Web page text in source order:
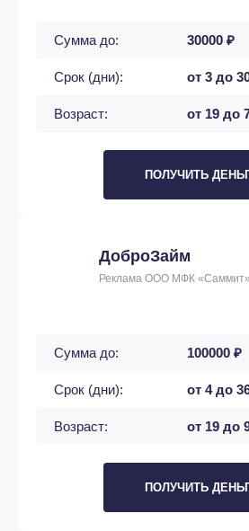
Сумма до: 30000 ₽
Срок (дни): от 3 до
Возраст: от 19 до
ПОЛУЧИТЬ
ДоброЗайм
Реклама ООО МФК «Саммит»
Сумма до: 100000 ₽
Срок (дни): от 4 до
Возраст: от 19 до
ПОЛУЧИТЬ